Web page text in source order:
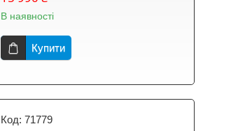
В наявності
Купити
71779